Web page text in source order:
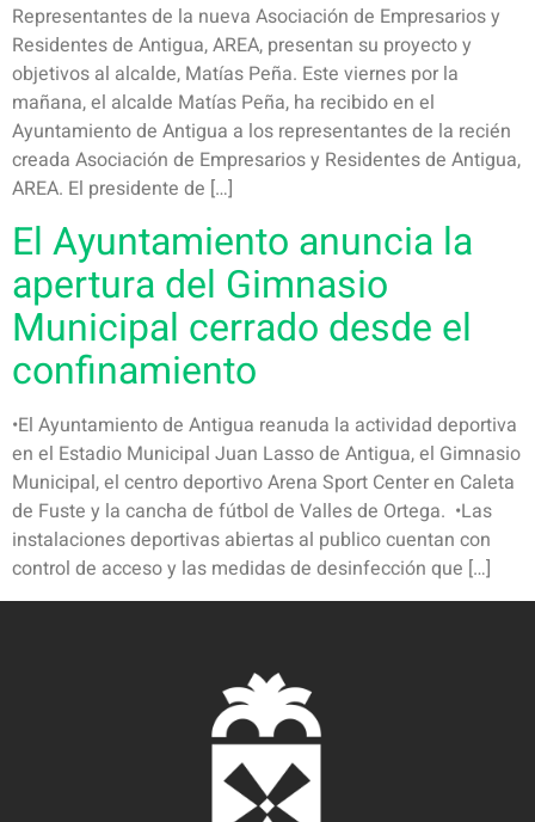
Representantes de la nueva Asociación de Empresarios y
Residentes de Antigua, AREA, presentan su proyecto y
objetivos al alcalde, Matías Peña. Este viernes por la
mañana, el alcalde Matías Peña, ha recibido en el
Ayuntamiento de Antigua a los representantes de la recién
creada Asociación de Empresarios y Residentes de Antigua,
AREA. El presidente de […]
El Ayuntamiento anuncia la
apertura del Gimnasio
Municipal cerrado desde el
confinamiento
•El Ayuntamiento de Antigua reanuda la actividad deportiva
en el Estadio Municipal Juan Lasso de Antigua, el Gimnasio
Municipal, el centro deportivo Arena Sport Center en Caleta
de Fuste y la cancha de fútbol de Valles de Ortega. •Las
instalaciones deportivas abiertas al publico cuentan con
control de acceso y las medidas de desinfección que […]